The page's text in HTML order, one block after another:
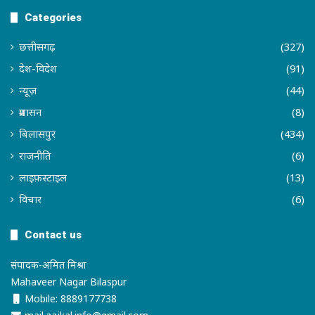
Categories
छत्तीसगढ़
(327)
देश-विदेश
(91)
न्यूज़
(44)
प्रशासन
(8)
बिलासपुर
(434)
राजनीति
(6)
लाइफ़स्टाइल
(13)
विचार
(6)
Contact us
संपादक-अमित मिश्रा
Mahaveer Nagar Bilaspur
Mobile: 8889177738